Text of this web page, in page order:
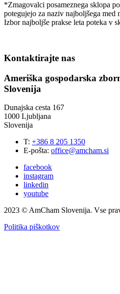
*Zmagovalci posameznega sklopa
potegujejo za naziv najboljšega med
Izbor najboljše prakse leta poteka v
Kontaktirajte nas
Ameriška gospodarska
Slovenija
Dunajska cesta 167
1000 Ljubljana
Slovenija
T: +386 8 205 1350
E-pošta: office@amcham.si
facebook
instagram
linkedin
youtube
2023 © AmCham Slovenija. Vse
Politika piškotkov